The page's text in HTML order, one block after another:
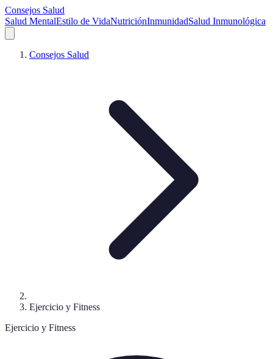
Consejos Salud
Salud MentalEstilo de VidaNutriciónInmunidadSalud Inmunológica
Consejos Salud
Ejercicio y Fitness
Ejercicio y Fitness